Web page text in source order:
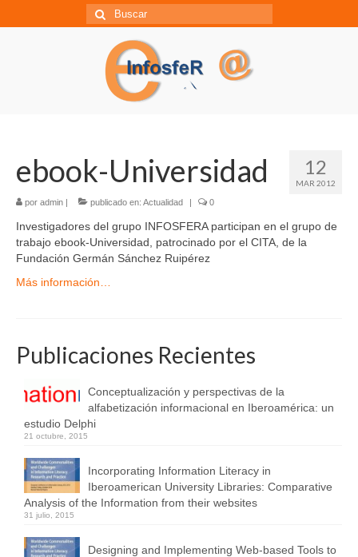
Búsqueda
para:
12
MAR 2012
ebook-Universidad
por admin | publicado en: Actualidad | 0
Investigadores del grupo INFOSFERA participan en el grupo de
trabajo ebook-Universidad, patrocinado por el CITA, de la
Fundación Germán Sánchez Ruipérez
Más información…
Publicaciones Recientes
Conceptualización y perspectivas de la
alfabetización informacional en Iberoamérica: un
estudio Delphi
21 octubre, 2015
Incorporating Information Literacy in
Iberoamerican University Libraries: Comparative
Analysis of the Information from their websites
31 julio, 2015
Designing and Implementing Web-based Tools to